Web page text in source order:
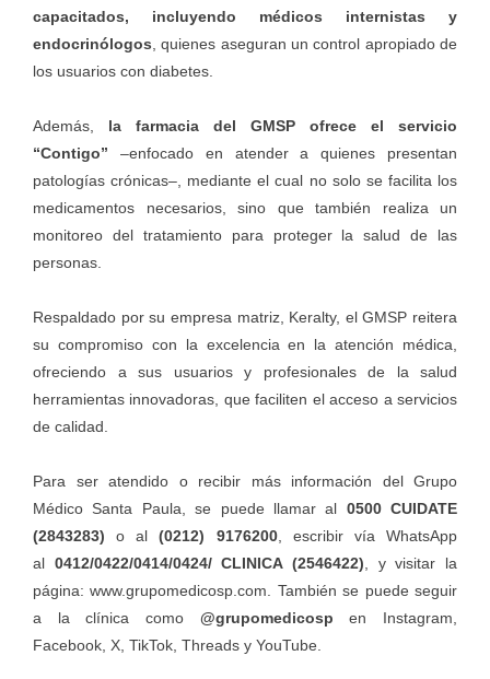
capacitados, incluyendo médicos internistas y
endocrinólogos , quienes aseguran un control apropiado de
los usuarios con diabetes.
Además, la farmacia del GMSP ofrece el servicio
“Contigo” –enfocado en atender a quienes presentan
patologías crónicas–, mediante el cual no solo se facilita los
medicamentos necesarios, sino que también realiza un
monitoreo del tratamiento para proteger la salud de las
personas.
Respaldado por su empresa matriz, Keralty, el GMSP reitera
su compromiso con la excelencia en la atención médica,
ofreciendo a sus usuarios y profesionales de la salud
herramientas innovadoras, que faciliten el acceso a servicios
de calidad.
Para ser atendido o recibir más información del Grupo
Médico Santa Paula, se puede llamar al 0500 CUIDATE
(2843283) o al(0212) 9176200, escribir vía WhatsApp
al 0412/0422/0414/0424/ CLINICA (2546422) , y visitar la
página:www.grupomedicosp.com . También se puede seguir
a la clínica como @grupomedicosp en Instagram,
Facebook, X, TikTok, Threads y YouTube.